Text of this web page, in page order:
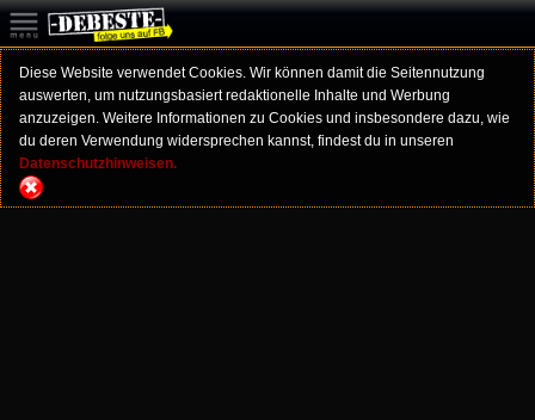
Diese Website verwendet Cookies. Wir können damit die Seitennutzung
auswerten, um nutzungsbasiert redaktionelle Inhalte und Werbung
anzuzeigen. Weitere Informationen zu Cookies und insbesondere dazu, wie
du deren Verwendung widersprechen kannst, findest du in unseren
Datenschutzhinweisen.